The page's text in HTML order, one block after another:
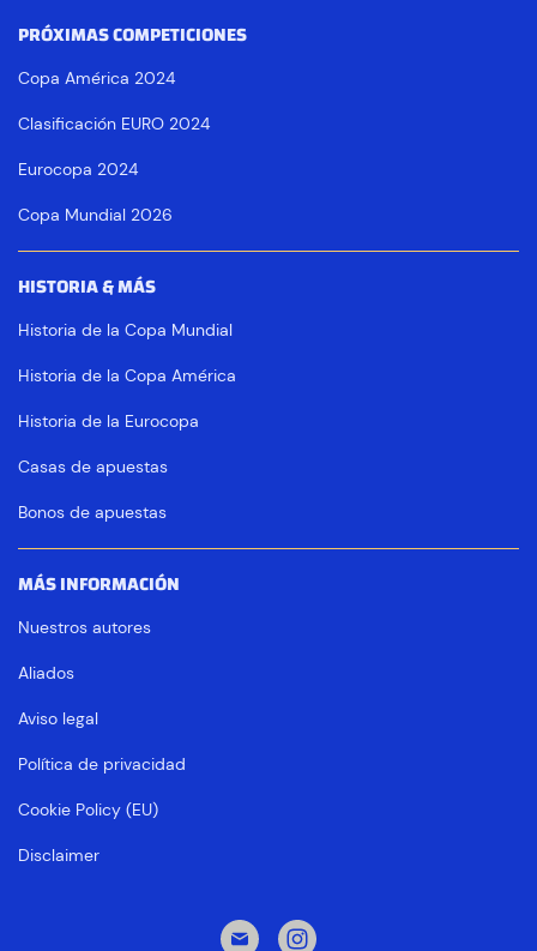
PRÓXIMAS COMPETICIONES
Copa América 2024
Clasificación EURO 2024
Eurocopa 2024
Copa Mundial 2026
HISTORIA & MÁS
Historia de la Copa Mundial
Historia de la Copa América
Historia de la Eurocopa
Casas de apuestas
Bonos de apuestas
MÁS INFORMACIÓN
Nuestros autores
Aliados
Aviso legal
Política de privacidad
Cookie Policy (EU)
Disclaimer